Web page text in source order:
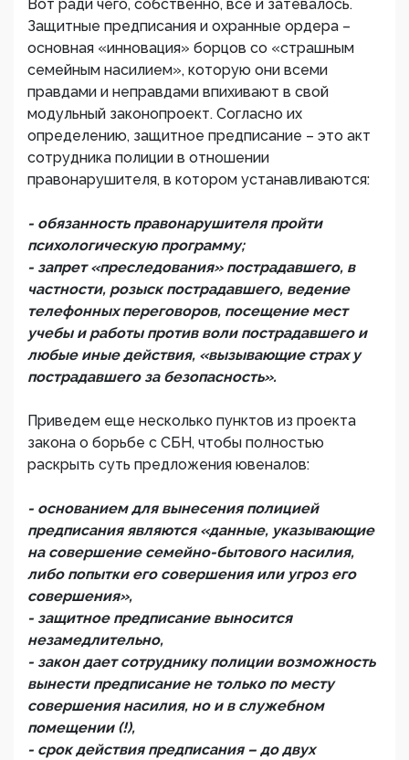
Вот ради чего, собственно, все и затевалось.
Защитные предписания и охранные ордера –
основная «инновация» борцов со «страшным
семейным насилием», которую они всеми
правдами и неправдами впихивают в свой
модульный законопроект. Согласно их
определению, защитное предписание – это акт
сотрудника полиции в отношении
правонарушителя, в котором устанавливаются:
- обязанность правонарушителя пройти
психологическую программу;
- запрет «преследования» пострадавшего, в
частности, розыск пострадавшего, ведение
телефонных переговоров, посещение мест
учебы и работы против воли пострадавшего и
любые иные действия, «вызывающие страх у
пострадавшего за безопасность».
Приведем еще несколько пунктов из проекта
закона о борьбе с СБН, чтобы полностью
раскрыть суть предложения ювеналов:
- основанием для вынесения полицией
предписания являются «данные, указывающие
на совершение семейно-бытового насилия,
либо попытки его совершения или угроз его
совершения»,
- защитное предписание выносится
незамедлительно,
- закон дает сотруднику полиции возможность
вынести предписание не только по месту
совершения насилия, но и в служебном
помещении (!),
- срок действия предписания – до двух